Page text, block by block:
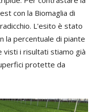
con la Biomaglia di
L'esito è stato
la percentuale di piante
visti i risultati stiamo già
protette da